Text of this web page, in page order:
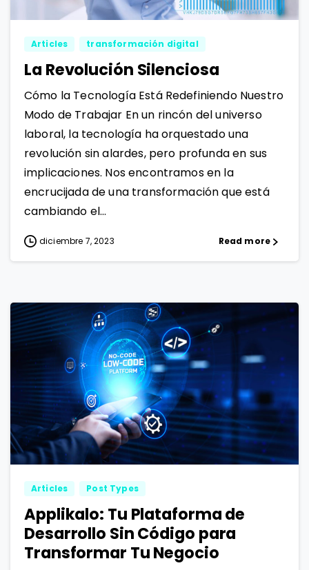
Articles transformación digital
La Revolución Silenciosa
Cómo la Tecnología Está Redefiniendo Nuestro
Modo de Trabajar En un rincón del universo
laboral, la tecnología ha orquestado una
revolución sin alardes, pero profunda en sus
implicaciones. Nos encontramos en la
encrucijada de una transformación que está
cambiando el...
diciembre 7, 2023 Read more
2 1
Articles Post Types
Applikalo: Tu Plataforma de
Desarrollo Sin Código para
Transformar Tu Negocio